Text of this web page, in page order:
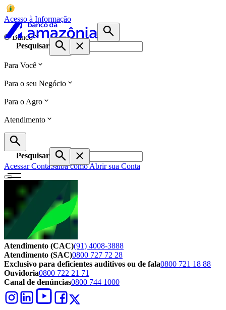
Acesso à Informação
O Banco
Pesquisar
Para Você
Para o seu Negócio
Para o Agro
Atendimento
Pesquisar
Acessar ContaSaiba como Abrir sua Conta
Atendimento (CAC)(91) 4008-3888
Atendimento (SAC)0800 727 72 28
Exclusivo para deficientes auditivos ou de fala0800 721 18 88
Ouvidoria0800 722 21 71
Canal de denúncias0800 744 1000